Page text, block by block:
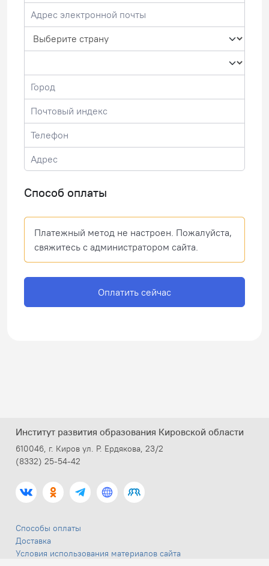
Способ оплаты
Платежный метод не настроен. Пожалуйста,
свяжитесь с администратором сайта.
Оплатить сейчас
Институт развития образования Кировской области
610046, г. Киров ул. Р. Ердякова, 23/2
(8332) 25-54-42
Способы оплаты
Доставка
Условия использования материалов сайта